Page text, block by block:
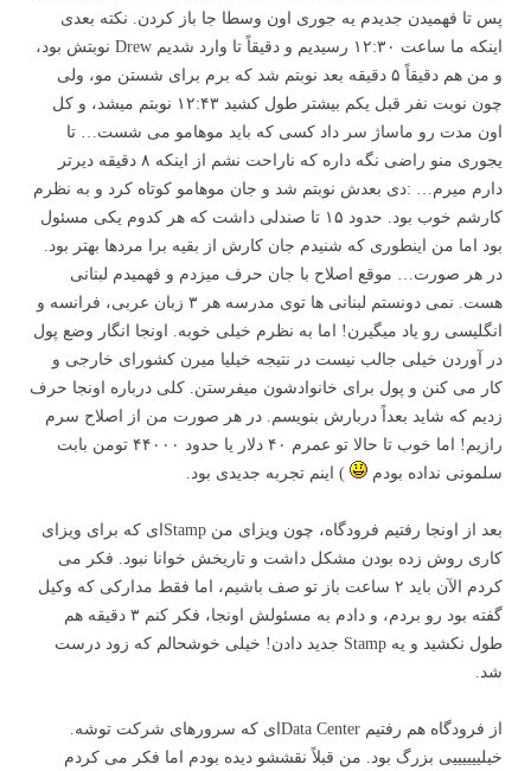
پس تا فهمیدن جدیدم یه جوری اون وسطا جا باز کردن. نکته بعدی
اینکه ما ساعت ۱۲:۳۰ رسیدیم و دقیقاً تا وارد شدیم Drew نوبتش بود،
و من هم دقیقاً ۵ دقیقه بعد نوبتم شد که برم برای شستن مو، ولی
چون نوبت نفر قبل یکم بیشتر طول کشید ۱۲:۴۳ نوبتم میشد، و کل
اون مدت رو ماساژ سر داد کسی که باید موهامو می شست… تا
یجوری منو راضی نگه داره که ناراحت نشم از اینکه ۸ دقیقه دیرتر
دارم میرم… :دی بعدش نوبتم شد و جان موهامو کوتاه کرد و به نظرم
کارشم خوب بود. حدود ۱۵ تا صندلی داشت که هر کدوم یکی مسئول
بود اما من اینطوری که شنیدم جان کارش از بقیه برا مردها بهتر بود.
در هر صورت… موقع اصلاح با جان حرف میزدم و فهمیدم لبنانی
هست. نمی دونستم لبنانی ها توی مدرسه هر ۳ زبان عربی، فرانسه و
انگلیسی رو یاد میگیرن! اما به نظرم خیلی خوبه. اونجا انگار وضع پول
در آوردن خیلی جالب نیست در نتیجه خیلیا میرن کشورای خارجی و
کار می کنن و پول برای خانوادشون میفرستن. کلی درباره اونجا حرف
زدیم که شاید بعداً دربارش بنویسم. در هر صورت من از اصلاح سرم
رازیم! اما خوب تا حالا تو عمرم ۴۰ دلار یا حدود ۴۴۰۰۰ تومن بابت
سلمونی نداده بودم
) اینم تجربه جدیدی بود.
بعد از اونجا رفتیم فرودگاه، چون ویزای من Stampای که برای ویزای
کاری روش زده بودن مشکل داشت و تاریخش خوانا نبود. فکر می
کردم الآن باید ۲ ساعت باز تو صف باشیم، اما فقط مدارکی که وکیل
گفته بود رو بردم، و دادم به مسئولش اونجا، فکر کنم ۳ دقیقه هم
طول نکشید و یه Stamp جدید دادن! خیلی خوشحالم که زود درست
شد.
از فرودگاه هم رفتیم Data Centerای که سرورهای شرکت توشه.
خیلییییییی بزرگ بود. من قبلاً نقششو دیده بودم اما فکر می کردم